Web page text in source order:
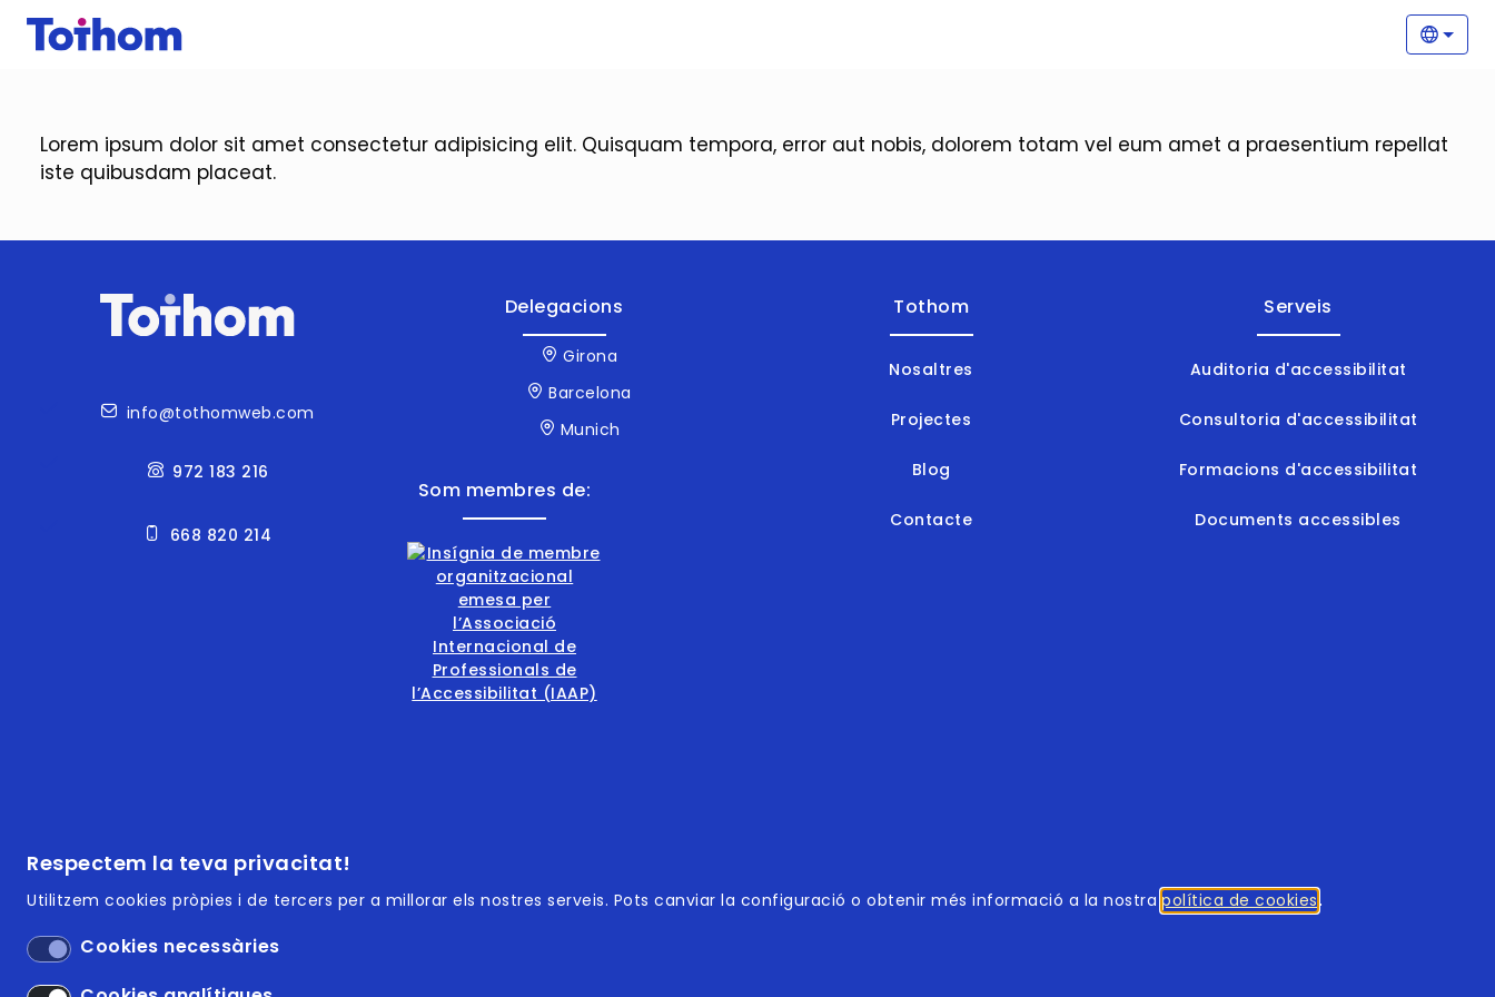
Respectem la teva privacitat!
Utilitzem cookies pròpies i de tercers per a millorar els nostres serveis. Pots canviar la configuració o obtenir més informació a la nostra política de cookies
Cookies necessàries
Vés al contingut
Lorem ipsum dolor sit amet consectetur adipisicing elit. Quisquam tempora, error aut nobis, dolorem totam vel eum amet a praesentium repellat
iste quibusdam placeat.
Contacteinfo@tothomweb.com
972 183 216
668 820 214
Delegacions
Girona
Barcelona
Munich
Som membres de:
Tothom
Nosaltres
Projectes
Blog
Contacte
Serveis
Auditoria d'accessibilitat
Consultoria d'accessibilitat
Formacions d'accessibilitat
Documents accessibles
Footer | Menú
ISO 14001:2015